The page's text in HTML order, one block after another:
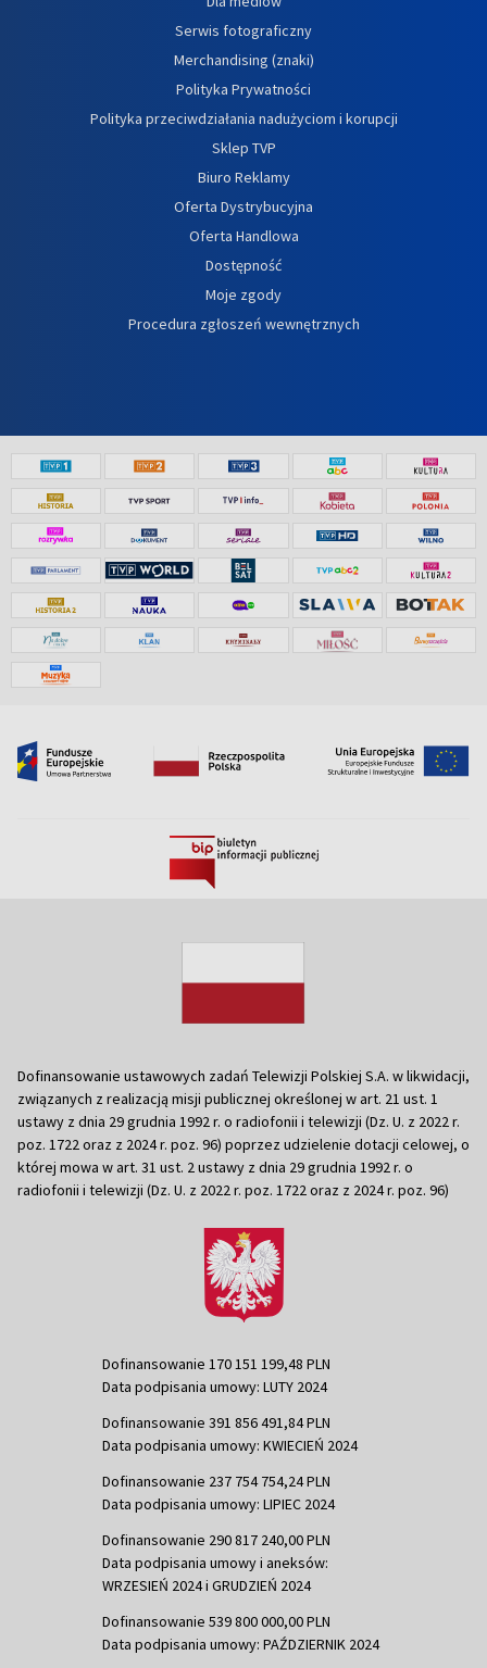
Serwis fotograficzny
Merchandising (znaki)
Polityka Prywatności
Polityka przeciwdziałania nadużyciom i korupcji
Sklep TVP
Biuro Reklamy
Oferta Dystrybucyjna
Oferta Handlowa
Dostępność
Moje zgody
Procedura zgłoszeń wewnętrznych
Dofinansowanie ustawowych zadań Telewizji Polskiej S.A. w likwidacji,
związanych z realizacją misji publicznej określonej w art. 21 ust. 1
ustawy z dnia 29 grudnia 1992 r. o radiofonii i telewizji (Dz. U. z 2022 r.
poz. 1722 oraz z 2024 r. poz. 96) poprzez udzielenie dotacji celowej, o
której mowa w art. 31 ust. 2 ustawy z dnia 29 grudnia 1992 r. o
radiofonii i telewizji (Dz. U. z 2022 r. poz. 1722 oraz z 2024 r. poz. 96)
Dofinansowanie 170 151 199,48 PLN
Data podpisania umowy: LUTY 2024
Dofinansowanie 391 856 491,84 PLN
Data podpisania umowy: KWIECIEŃ 2024
Dofinansowanie 237 754 754,24 PLN
Data podpisania umowy: LIPIEC 2024
Dofinansowanie 290 817 240,00 PLN
Data podpisania umowy i aneksów:
WRZESIEŃ 2024 i GRUDZIEŃ 2024
Dofinansowanie 539 800 000,00 PLN
Data podpisania umowy: PAŹDZIERNIK 2024